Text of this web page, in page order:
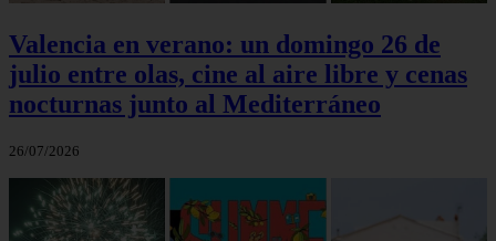
Valencia en verano: un domingo 26 de
julio entre olas, cine al aire libre y cenas
nocturnas junto al Mediterráneo
26/07/2026